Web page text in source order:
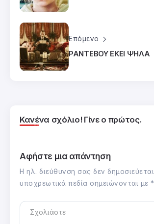
Επόμενο
ΡΑΝΤΕΒΟΥ ΕΚΕΙ ΨΗΛΑ
Κανένα σχόλιο! Γίνε ο πρώτος.
Αφήστε μια απάντηση
Η ηλ. διεύθυνση σας δεν
υποχρεωτικά πεδία σημειώνονται με *